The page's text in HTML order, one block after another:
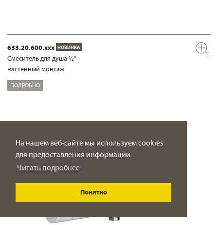
На нашем веб-сайте мы используем cookies
для предоставления информации.
Читать подробнее
Понятно
633.20.600.xxx НОВИНКА
Смеситель для душа ½“
настенный монтаж
ПОДРОБНО